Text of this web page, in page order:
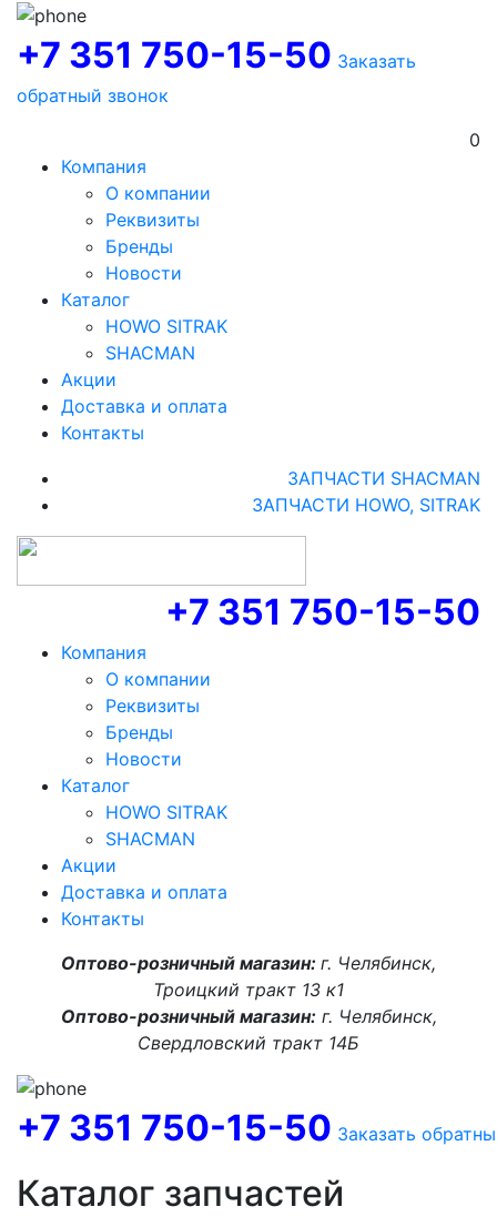
+7 351 750-15-50 Заказать
обратный звонок
0
Компания
О компании
Реквизиты
Бренды
Новости
Каталог
HOWO SITRAK
SHACMAN
Акции
Доставка и оплата
Контакты
ЗАПЧАСТИ SHACMAN
ЗАПЧАСТИ HOWO, SITRAK
+7 351 750-15-50
Компания
О компании
Реквизиты
Бренды
Новости
Каталог
HOWO SITRAK
SHACMAN
Акции
Доставка и оплата
Контакты
Оптово-розничный магазин: г. Челябинск,
Троицкий тракт 13 к1
Оптово-розничный магазин:г. Челябинск,
Свердловский тракт 14Б
+7 351 750-15-50 Заказать
Каталог запчастей